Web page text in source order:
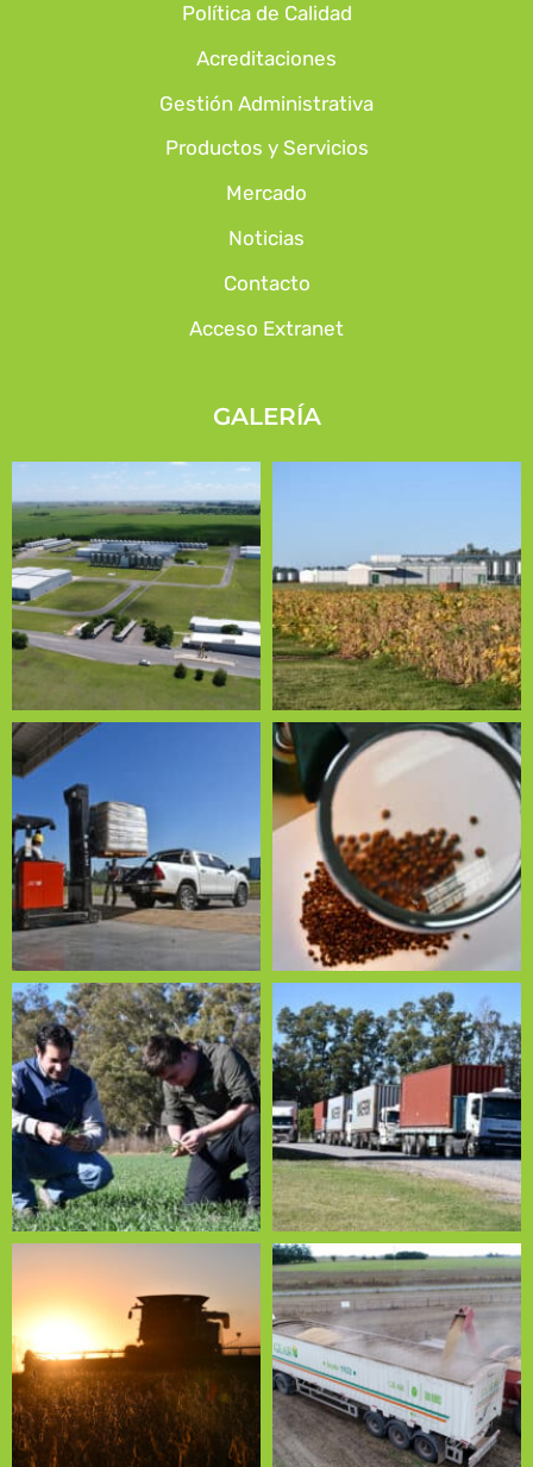
Política de Calidad
Acreditaciones
Gestión Administrativa
Productos y Servicios
Mercado
Noticias
Contacto
Acceso Extranet
GALERÍA